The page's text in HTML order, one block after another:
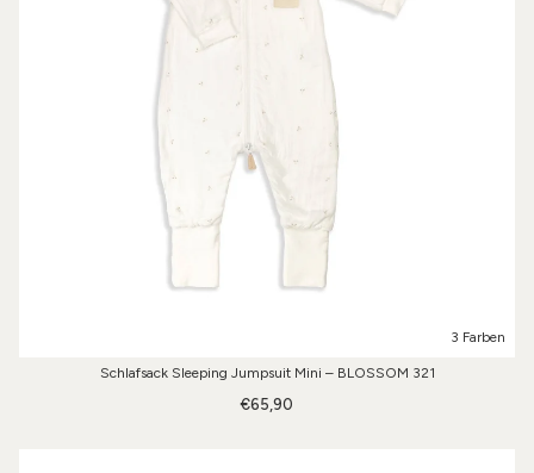
3 Farben
Schlafsack Sleeping Jumpsuit Mini – BLOSSOM 321
€65,90